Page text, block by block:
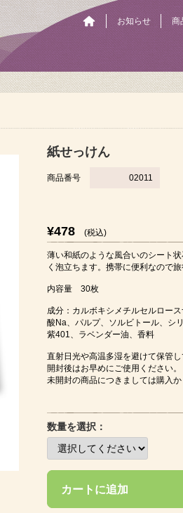
お知らせ 商
紙せっけん
商品番号 02011
¥478 (税込)
薄い和紙のような風合いのシート
く泡立ちます。携帯に便利なので
内容量 30枚
成分：カルボキシメチルセルロー
酸Na、パルプ、ソルビトール、シ
紫401、ラベンダー油、香料
直射日光や高温多湿を避けて保管
開封後はお早めにご使用ください。
未開封の商品につきましては購入
数量を選択：
カートに追加